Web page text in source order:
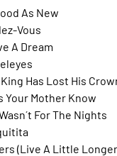
As New
Vous
A Dream
King Has Lost His
Your Mother Know
For The Nights
(Live A Little